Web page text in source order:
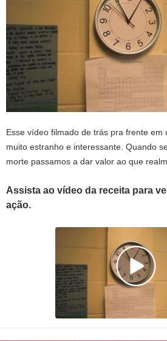
Esse vídeo filmado de trás pra frente em
muito estranho e interessante. Quando
morte passamos a dar valor ao que
Assista ao vídeo da receita para
ação.